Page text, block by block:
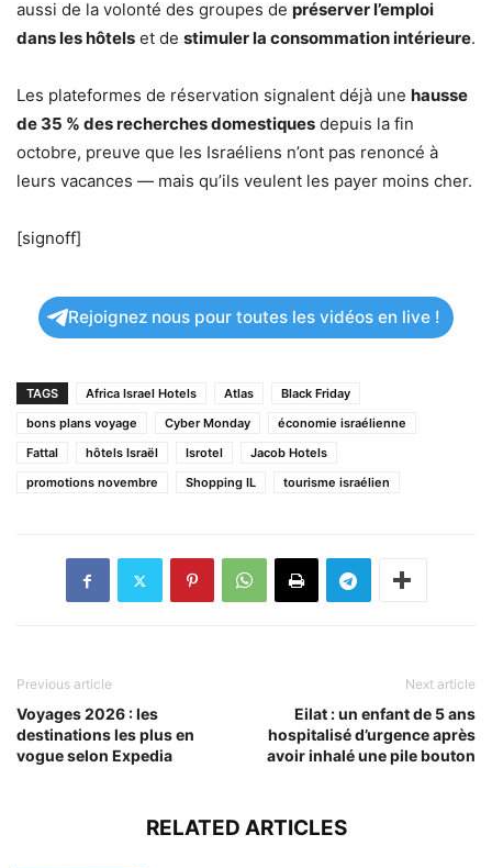
aussi de la volonté des groupes de préserver l’emploi
dans les hôtels et de stimuler la consommation intérieure.
Les plateformes de réservation signalent déjà une hausse
de 35 % des recherches domestiques depuis la fin
octobre, preuve que les Israéliens n’ont pas renoncé à
leurs vacances — mais qu’ils veulent les payer moins cher.
[signoff]
Rejoignez nous pour toutes les vidéos en live !
TAGS Africa Israel Hotels Atlas
Black Friday
bons plans voyage
Cyber Monday
économie israélienne
Fattal
hôtels Israël Isrotel
Jacob Hotels
promotions novembre
Shopping IL tourisme israélien
Previous article
Voyages 2026 : les
destinations les plus en
vogue selon Expedia
Next article
Eilat : un enfant de 5 ans
hospitalisé d’urgence après
avoir inhalé une pile bouton
RELATED ARTICLES